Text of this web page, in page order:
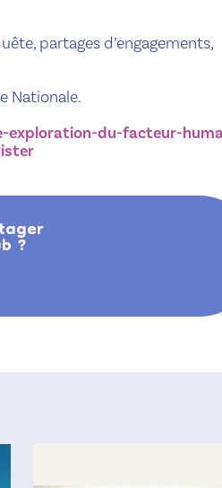
partages d’engagements,
Nationale.
exploration-du-facteur-
?